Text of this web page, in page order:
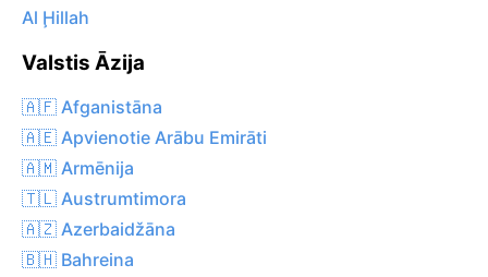
Al Ḩillah
Valstis Āzija
🇦🇫 Afganistāna
🇦🇪 Apvienotie Arābu Emirāti
🇦🇲 Armēnija
🇹🇱 Austrumtimora
🇦🇿 Azerbaidžāna
🇧🇭 Bahreina